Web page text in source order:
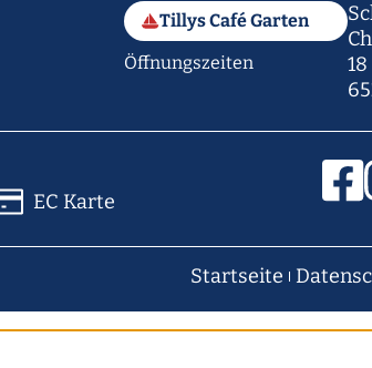
Tillys Café Garten
Öffnungszeiten
18
EC Karte
Startseite